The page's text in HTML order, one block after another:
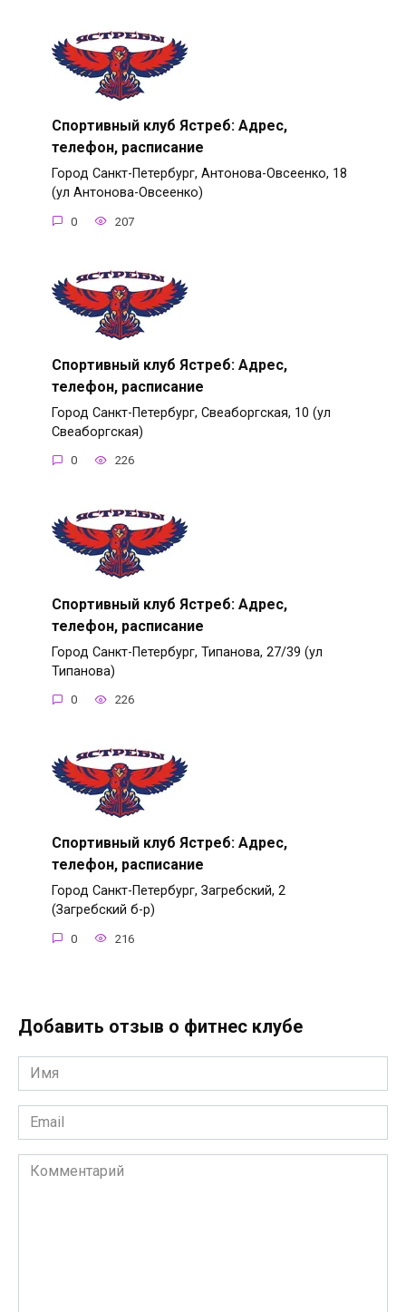
Спортивный клуб Ястреб: Адрес,
телефон, расписание
Город Санкт-Петербург, Антонова-Овсеенко, 18
(ул Антонова-Овсеенко)
0 207
Спортивный клуб Ястреб: Адрес,
телефон, расписание
Город Санкт-Петербург, Свеаборгская, 10 (ул
Свеаборгская)
0 226
Спортивный клуб Ястреб: Адрес,
телефон, расписание
Город Санкт-Петербург, Типанова, 27/39 (ул
Типанова)
0 226
Спортивный клуб Ястреб: Адрес,
телефон, расписание
Город Санкт-Петербург, Загребский, 2
(Загребский б-р)
0 216
Добавить отзыв о фитнес клубе
Имя
*
Email
*
Комментарий